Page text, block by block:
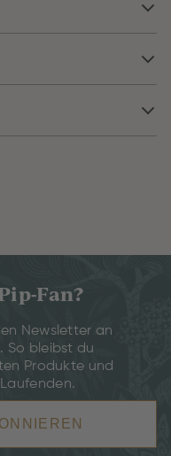
Fan?
Newsletter an
So bleibst du
Produkte und